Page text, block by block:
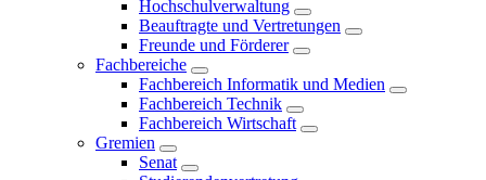
Hochschulverwaltung
Beauftragte und Vertretungen
Freunde und Förderer
Fachbereiche
Fachbereich Informatik und Medien
Fachbereich Technik
Fachbereich Wirtschaft
Gremien
Senat